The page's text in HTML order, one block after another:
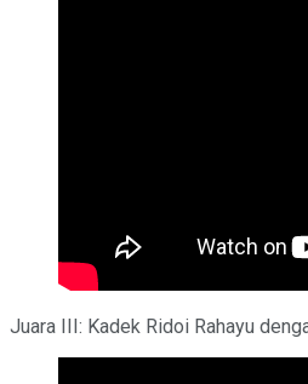
Juara III: Kadek Ridoi Rahayu